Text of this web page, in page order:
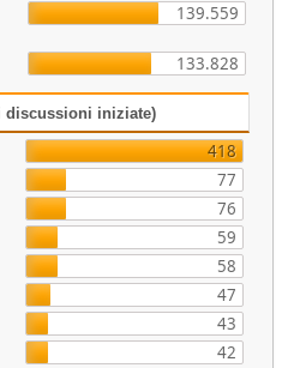
139.559
133.828
iniziate)
418
77
76
59
58
47
43
42